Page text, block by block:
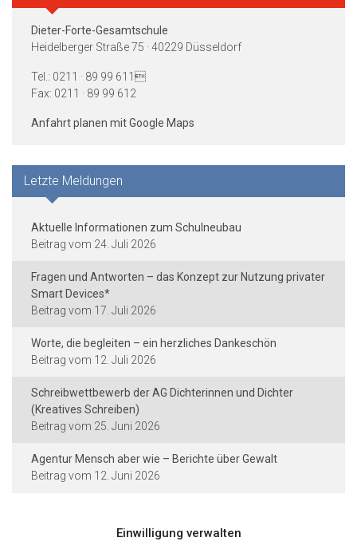
Einwilligung verwalten
Dieter-Forte-Gesamtschule
Heidelberger Straße 75 · 40229 Düsseldorf
Tel.: 0211 · 89 99 611
Fax: 0211 · 89 99 612
Anfahrt planen mit Google Maps
Letzte Meldungen
Aktuelle Informationen zum Schulneubau
24. Juli 2026
Fragen und Antworten – das Konzept zur Nutzung privater
Smart Devices*
17. Juli 2026
Worte, die begleiten – ein herzliches Dankeschön
12. Juli 2026
Schreibwettbewerb der AG Dichterinnen und Dichter
(Kreatives Schreiben)
25. Juni 2026
Agentur Mensch aber wie – Berichte über Gewalt
12. Juni 2026